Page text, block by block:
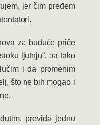
jer čim pređem
za buduće priče
ljutnju“, pa tako
i da promenim
što ne bih mogao i
previđa jednu